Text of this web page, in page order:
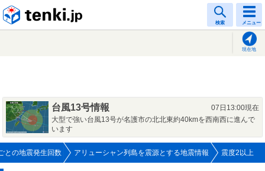
検索 メニュー
現在地
台風13号情報
07日13:00現在
大型で強い台風13号が名護市の北北東約40kmを西南西に進んで
います
との地震発生回数 アリューシャン列島を震源とする地震情報 震度2以上